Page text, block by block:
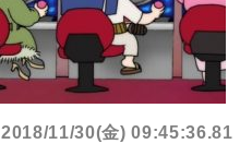
2018/11/30(金) 09:45:36.81